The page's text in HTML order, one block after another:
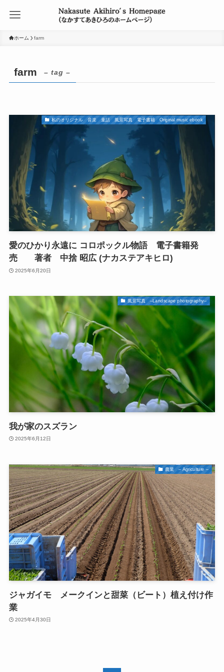
ホーム farm
farm – tag –
私のオリジナル 音楽 童話 風景写真 電子書籍 Original music ebook
愛のひかり永遠に コロポックル物語 電子書籍発
売 著者 中捨 昭広 (ナカステアキヒロ)
2025年6月20日
風景写真 –Landscape photography–
我が家のスズラン
2025年6月12日
農業 – Agriculture –
ジャガイモ メークインと甜菜（ビート）植え付け作
業
2025年4月30日